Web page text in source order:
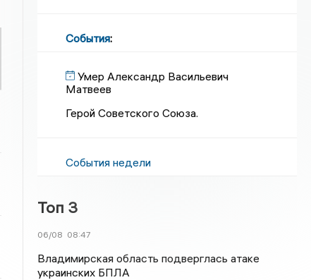
События:
Умер Александр Васильевич
Матвеев
Герой Советского Союза.
События недели
Топ 3
06/08 08:47
Владимирская область подверглась атаке
украинских БПЛА